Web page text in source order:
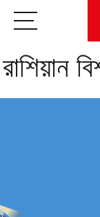
রাশিয়ান